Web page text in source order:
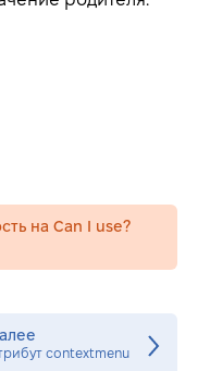
на Can I use?
contextmenu